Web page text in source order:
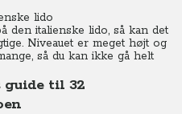
lido
den italienske lido, så kan det
Niveauet er meget højt og
så du kan ikke gå helt
guide til 32